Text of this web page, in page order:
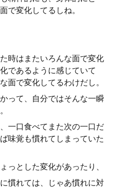
で変化してるしね。
時はまたいろんな面で変化
であるように感じていて
面で変化してるわけだし。
って、自分ではそんな一瞬
一口食べてまた次の一口だ
味覚も慣れてしまっていた
っとした変化があったり、
慣れては、じゃあ慣れに対